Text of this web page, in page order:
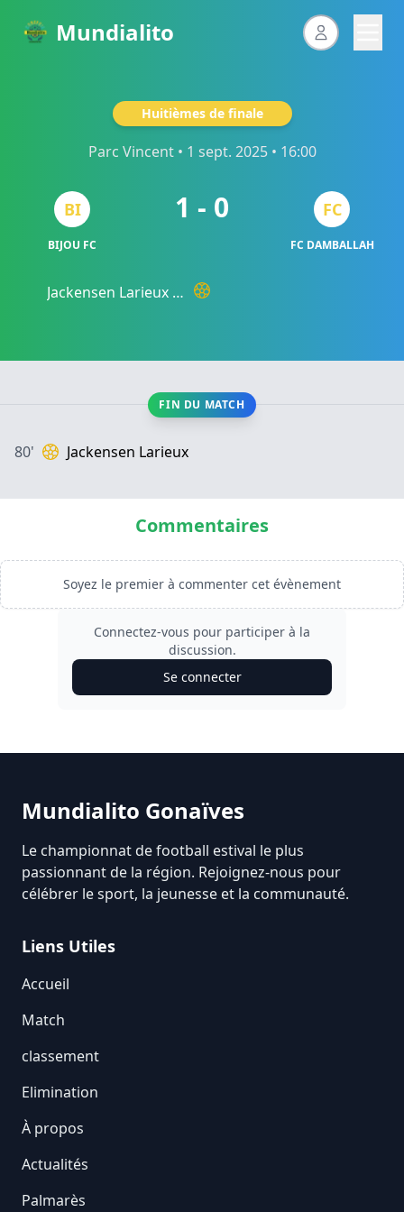
Mundialito
Huitièmes de finale
Parc Vincent • 1 sept. 2025 • 16:00
BI
BIJOU FC
1 - 0 FC
FC DAMBALLAH
Jackensen Larieux80'
FIN DU MATCH
80' Jackensen Larieux
Commentaires
Soyez le premier à commenter cet évènement
Connectez-vous pour participer à la
discussion.
Se connecter
Mundialito Gonaïves
Le championnat de football estival le plus
passionnant de la région. Rejoignez-nous pour
célébrer le sport, la jeunesse et la communauté.
Liens Utiles
Accueil
Match
classement
Elimination
À propos
Actualités
Palmarès